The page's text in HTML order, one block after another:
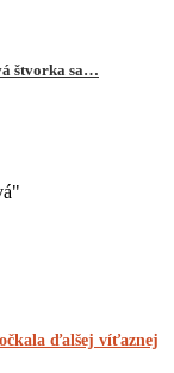
štvorka sa…
ďalšej víťaznej